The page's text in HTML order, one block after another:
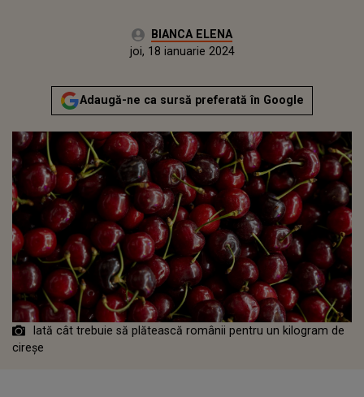
Autor:BIANCA ELENA
Publicat:
joi, 18 ianuarie 2024
Adaugă-ne ca sursă preferată în Google
Iată cât trebuie să plătească românii pentru un kilogram de
cireșe